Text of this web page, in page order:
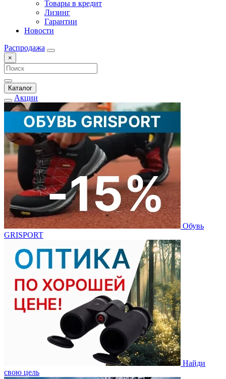
Товары в кредит
Лизинг
Гарантии
Новости
Распродажа
×
Каталог
Акции
Обувь
GRISPORT
Найди
свою цель